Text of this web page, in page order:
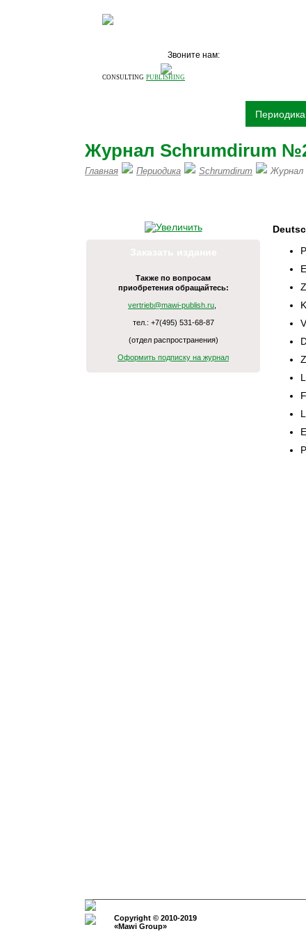
CONSULTING PUBLISHING
Звоните нам:
Периодика
Журнал Schrumdirum
Главная Периодика Schrumdirum Журнал
Также по вопросам
приобретения обращайтесь:
vertrieb@mawi-publish.ru
тел.: +7(495) 531-68-87
(отдел распространения)
Оформить подписку на журнал
Copyright © 2010-2019
«Mawi Group»